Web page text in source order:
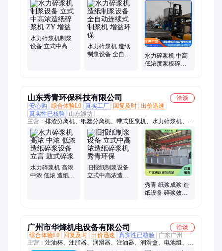
过滤机、生活污水处理设备、一体化污水处理设备、医院污水处
理设备、屠宰污水处理设备
水力碎浆机制浆
设备 立式中高浓
水力碎浆机 造纸
制浆设备 全自动
水力碎浆机 中高
低浓度浆板碎浆
山东秀青环保科技有限公司
洽谈
安心购
综合体验L0 真实工厂 回复及时 出价迅速
真实性已核验
山东潍坊
主营： 排渣分离机、纸塑分离机、带式压浆机、水力碎浆机、高
浓磨浆机、微滤机、挤浆机、压力筛、除渣器
水力碎浆机 高浓
中浓 低浓 造纸碎
旧报纸制浆设备
立式中高浓造纸
秀青 纸浆成浆 造
纸设备 碎浆效率
广州市华烽机电设备有限公司
洽谈
综合体验L0
回复及时 出价迅速 真实性已核验
广东广州
主营： 注油杯、注脂器、润滑器、注油器、润滑盒、电池组、工